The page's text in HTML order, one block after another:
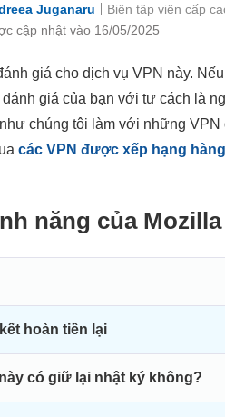
Juganaru
cập nhật vào 16/05/2025
Biên tập viên cấp
giá cho dịch vụ VPN này.
đánh giá của bạn với tư cách là
chúng tôi làm với những
các VPN được xếp hạng
năng của
hoàn tiền lại
có giữ lại nhật ký không?